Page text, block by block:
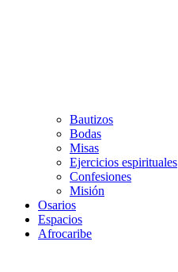
Bautizos
Bodas
Misas
Ejercicios espirituales
Confesiones
Misión
Osarios
Espacios
Afrocaribe